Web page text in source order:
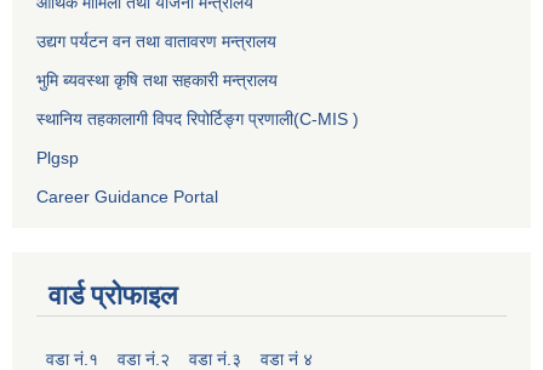
उद्यग पर्यटन वन तथा वातावरण मन्त्रालय
भुमि ब्यवस्था कृषि तथा सहकारी मन्त्रालय
स्थानिय तहकालागी विपद रिपोर्टिङ्ग प्रणाली(C-MIS )
Plgsp
Career Guidance Portal
वार्ड प्रोफाइल
वडा नं.१ वडा नं.२ वडा नं.३ वडा नं ४